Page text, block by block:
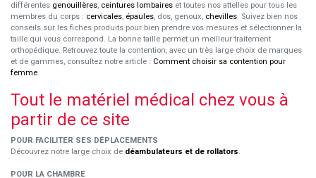
différentes genouillères, ceintures lombaires et toutes nos attelles pour tous les
membres du corps : cervicales, épaules, dos, genoux, chevilles. Suivez bien nos
conseils sur les fiches produits pour bien prendre vos mesures et sélectionner la
taille qui vous correspond. La bonne taille permet un meilleur traitement
orthopédique. Retrouvez toute la contention, avec un très large choix de marques
et de gammes, consultez notre article : Comment choisir sa contention pour
femme.
Tout le matériel médical chez vous à
partir de ce site
POUR FACILITER SES DÉPLACEMENTS
Découvrez notre large choix de déambulateurs et de rollators.
POUR LA CHAMBRE